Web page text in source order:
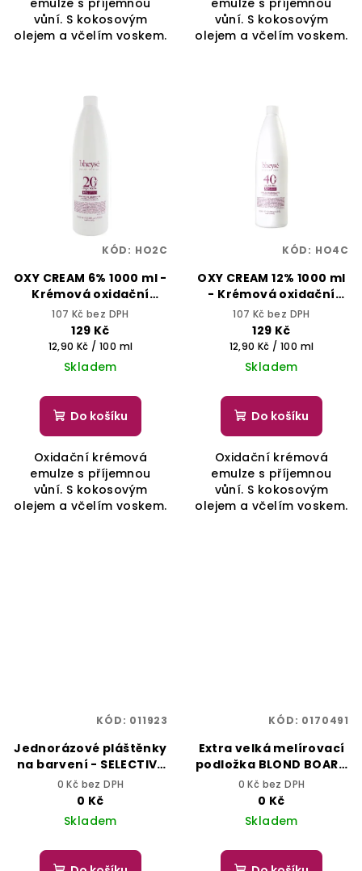
emulze s příjemnou
vůní. S kokosovým
olejem a včelím voskem.
emulze s příjemnou
vůní. S kokosovým
olejem a včelím voskem.
OXY CREAM 6% 1000 ml -
Krémová oxidační
emulze - BHEYSÉ
107 Kč bez DPH
129 Kč
Měrná
cena:
12,90 Kč / 100 ml
Skladem
Do košíku
Oxidační krémová
emulze s příjemnou
vůní. S kokosovým
olejem a včelím voskem.
KÓD: HO2C
OXY CREAM 12% 1000 ml
- Krémová oxidační
emulze - BHEYSÉ
107 Kč bez DPH
129 Kč
Měrná
cena:
12,90 Kč / 100 ml
Skladem
Do košíku
Oxidační krémová
emulze s příjemnou
vůní. S kokosovým
olejem a včelím voskem.
KÓD: HO4C
Jednorázové pláštěnky
na barvení - SELECTIVE
PROFESSIONAL
0 Kč bez DPH
0 Kč
Skladem
KÓD: 011923
Extra velká melírovací
podložka BLOND BOARD
- SELECTIVE
PROFESSIONAL
0 Kč bez DPH
0 Kč
Skladem
KÓD: 0170491